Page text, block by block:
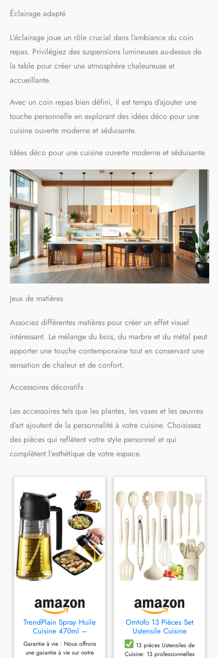
Éclairage adapté
L’éclairage joue un rôle crucial dans l’ambiance du coin
repas. Privilégiez des suspensions lumineuses au-dessus de
la table pour créer une atmosphère chaleureuse et
accueillante.
Avec un coin repas bien défini, il est temps d’ajouter une
touche personnelle en explorant des idées déco pour une
cuisine ouverte moderne et séduisante.
Idées déco pour une cuisine ouverte moderne et séduisante
Jeux de matières
Associez différentes matières pour créer un effet visuel
intéressant. Le mélange du bois, du marbre et du métal peut
apporter une touche contemporaine tout en conservant une
sensation de chaleur et de confort.
Accessoires décoratifs
Les accessoires tels que les plantes, les vases et les œuvres
d’art ajoutent de la personnalité à votre cuisine. Choisissez
des pièces qui reflètent votre style personnel et qui
complètent l’esthétique de votre espace.
TrendPlain Spray Huile
Cuisine 470ml –
Vaporisateur Huile Air
Fryer 2-en-1 pour
Garantie à vie : Nous offrons
une garantie à vie sur notre
Omtofo 13 Pièces Set
Ustensile Cuisine
Silicone, sans BPA,
Antiadhésive Anti-
13 pièces Ustensiles de
Cuisine: 13 professionnelles